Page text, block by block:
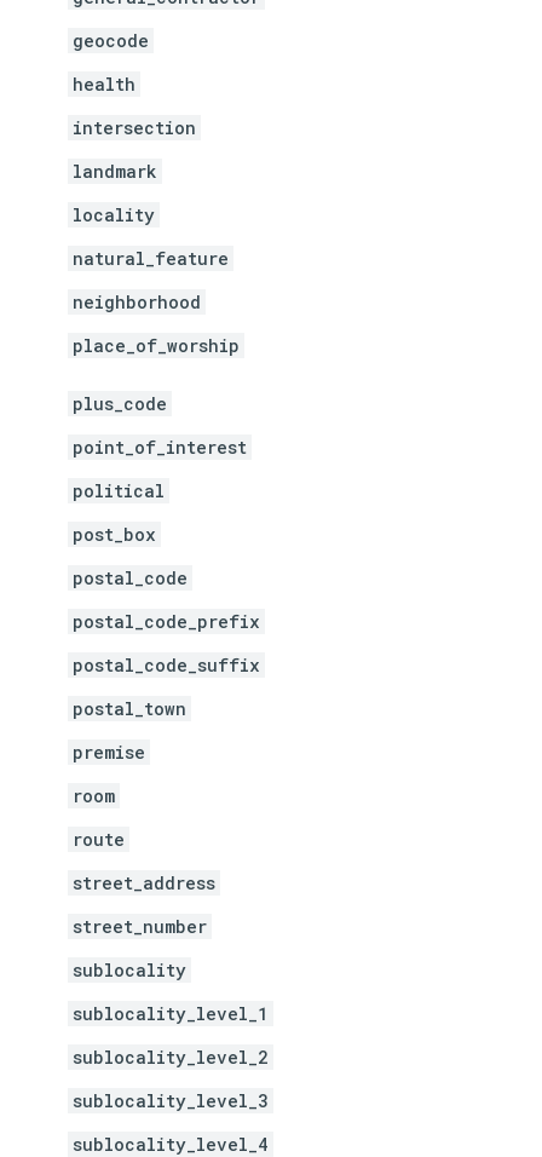
geocode
health
intersection
landmark
locality
natural_feature
neighborhood
place_of_worship
plus_code
point_of_interest
political
post_box
postal_code
postal_code_prefix
postal_code_suffix
postal_town
premise
room
route
street_address
street_number
sublocality
sublocality_level_1
sublocality_level_2
sublocality_level_3
sublocality_level_4